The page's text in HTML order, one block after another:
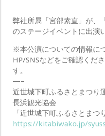
弊社所属「宮部素直」が、
のステージイベントに出演
※本公演についての情報に
HP/SNSなどをご確認くだ
す。
—–
近世城下町ふるさとまつり
長浜観光協会
「近世城下町ふるさとまつ
https://kitabiwako.jp/